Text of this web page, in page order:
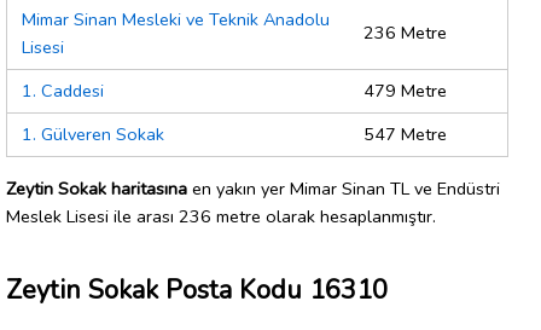
Mimar Sinan Mesleki ve Teknik Anadolu
Lisesi
236 Metre
1. Caddesi
479 Metre
1. Gülveren Sokak
547 Metre
Zeytin Sokak haritasına en yakın yer Mimar Sinan TL ve Endüstri
Meslek Lisesi ile arası 236 metre olarak hesaplanmıştır.
Zeytin Sokak Posta Kodu 16310